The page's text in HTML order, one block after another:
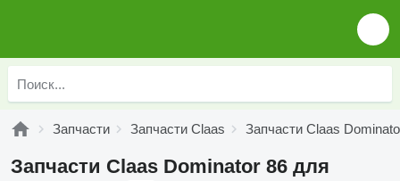
Запчасти Запчасти Claas Запчасти Claas
Запчасти Claas Dominator 86 для